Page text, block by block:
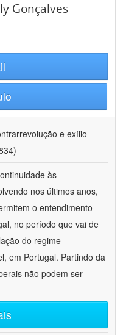
Gonçalves
e exílio
às
nos últimos anos,
o entendimento
no período que vai de
do regime
em Portugal. Partindo da
não podem ser